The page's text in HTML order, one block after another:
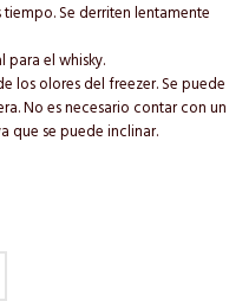
Se derriten lentamente
para el whisky.
los olores del freezer. Se puede
No es necesario contar con un
que se puede inclinar.